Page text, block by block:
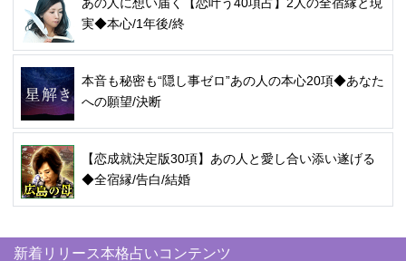
実◆本心/1年後/終
本音も秘密も“隠し事ゼロ”あの人の本心20項◆あなた
への願望/決断
【恋成就決定版30項】あの人と愛し合い添い遂げる
◆全宿縁/告白/結婚
新着リリース本格占いコンテンツ